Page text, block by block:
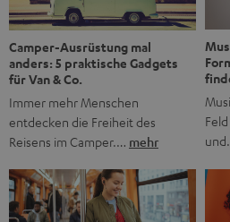
Jugendmarke: Wie die BRAVO
Camper-Ausrüstung mal
anders: 5 praktische Gadgets
für Van & Co.
Immer mehr Menschen
entdecken die Freiheit des
Reisens im Camper.… mehr